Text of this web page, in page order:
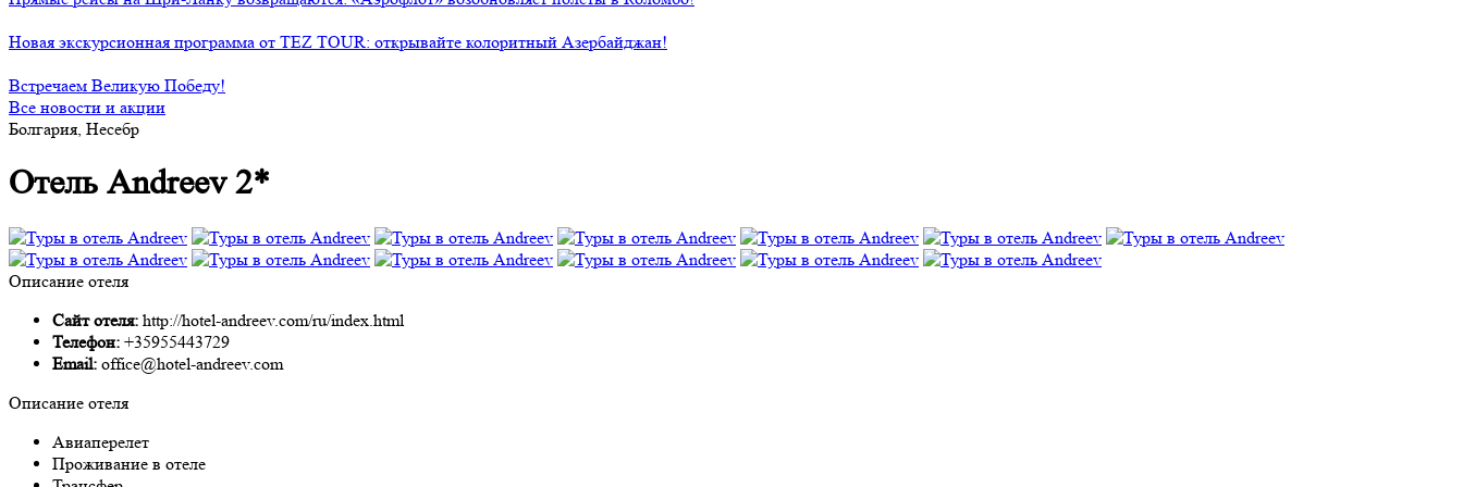
Новая экскурсионная программа от TEZ TOUR: открывайте колоритный Азербайджан!
Встречаем Великую Победу!
Все новости и акции
Болгария, Несебр
Отель Andreev 2*
Описание отеля
Сайт отеля: http://hotel-andreev.com/ru/index.html
Телефон: +35955443729
Email: office@hotel-andreev.com
Описание отеля
Авиаперелет
Проживание в отеле